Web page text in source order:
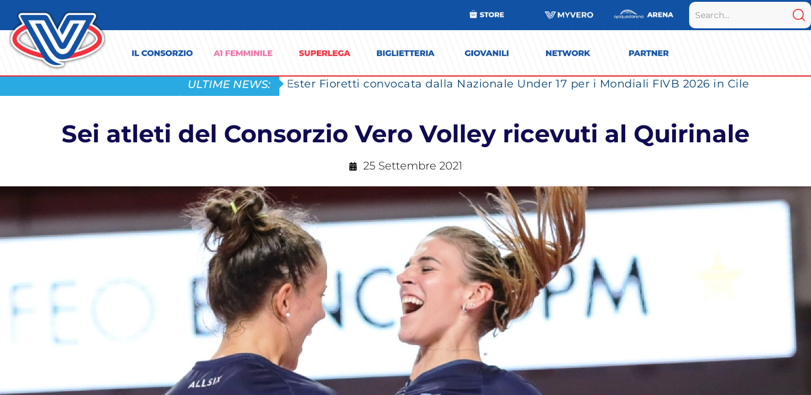
ULTIME NEWS: Ester Fioretti convocata dalla Nazionale Under 17 per i Mondiali FIVB 2026 in Cile
Sei atleti del Consorzio Vero Volley ricevuti al Quirinale
25 Settembre 2021